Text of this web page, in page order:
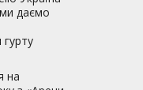
даємо
на